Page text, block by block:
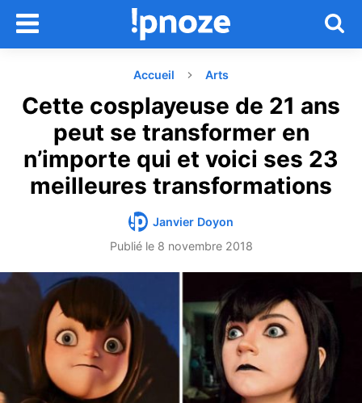
Accueil Arts
Cette cosplayeuse de 21 ans
peut se transformer en
n’importe qui et voici ses 23
meilleures transformations
Janvier Doyon
Publié le 8 novembre 2018